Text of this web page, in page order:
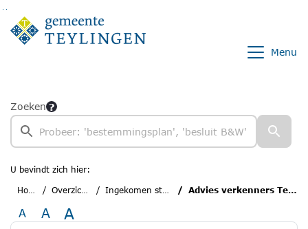
Ga naar de inhoud van deze pagina
Ga naar het zoeken
Ga naar het menu
Menu
Zoeken
U bevindt zich hier:
Home
Overzichten Ingekomen stukken Advies verkenners Teylingen
A A A